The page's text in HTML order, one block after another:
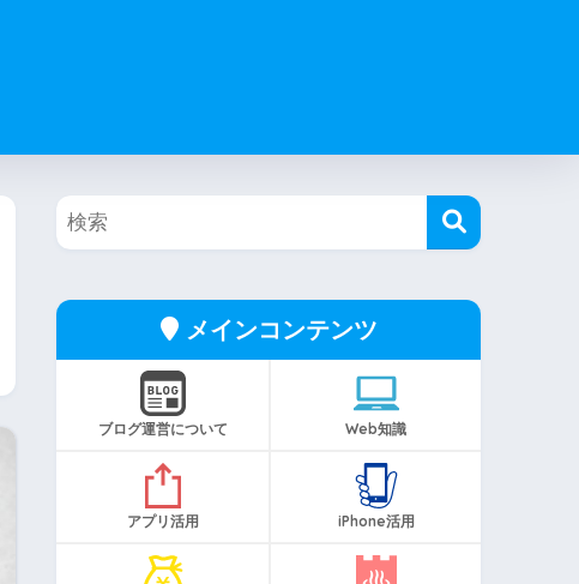
メインコンテンツ
ブログ運営について Web知識
アプリ活用 iPhone活用